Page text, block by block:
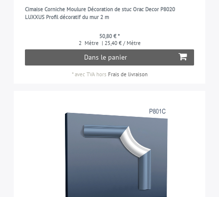
Cimaise Corniche Moulure Décoration de stuc Orac Decor P8020
LUXXUS Profil décoratif du mur 2 m
50,80 € *
2 Mètre | 25,40 € / Mètre
Dans le panier
*avec TVAhors Frais de livraison